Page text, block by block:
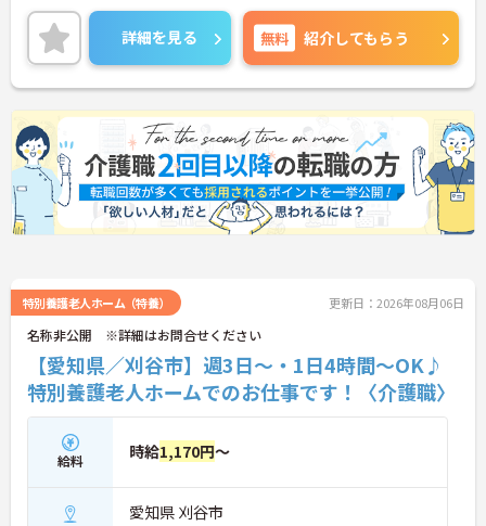
マイカー通勤可能なので通勤ラクラク♪
ご興味のある方には面接ポイントをお伝えしますの
で、お気軽にお問い合わせください！
詳細を見る 無料 紹介してもらう
特別養護老人ホーム（特養） 更新日：2026年08月06日
名称非公開 ※詳細はお問合せください
【愛知県／刈谷市】週3日～・1日4時間～OK♪
特別養護老人ホームでのお仕事です！〈介護職〉
給料 時給1,170円～
愛知県 刈谷市